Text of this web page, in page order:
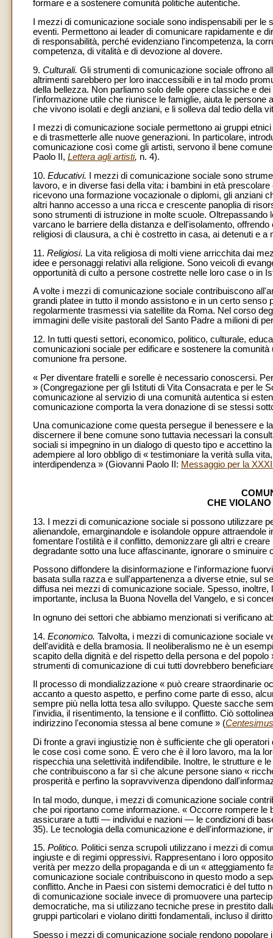
formare e a sostenere comunità politiche autentiche.
I mezzi di comunicazione sociale sono indispensabili per
eventi. Permettono ai leader di comunicare rapidamente e
di responsabilità, perché evidenziano l'incompetenza, la
competenza, di vitalità e di devozione al dovere.
9. Culturali. Gli strumenti di comunicazione sociale offrono
altrimenti sarebbero per loro inaccessibili e in tal modo
della bellezza. Non parliamo solo delle opere classiche e
l'informazione utile che riunisce le famiglie, aiuta le
che vivono isolati e degli anziani, e li solleva dal tedio della
I mezzi di comunicazione sociale permettono ai gruppi
e di trasmetterle alle nuove generazioni. In particolare,
comunicazione così come gli artisti, servono il bene
Paolo II, Lettera agli artisti, n. 4).
10. Educativi.
I mezzi di comunicazione sociale sono
lavoro, e in diverse fasi della vita: i bambini in età
ricevono una formazione vocazionale o diplomi, gli anziani
altri hanno accesso a una ricca e crescente panoplia di
sono strumenti di istruzione in molte scuole.
varcano le barriere della distanza e dell'isolamento,
religiosi di clausura, a chi è costretto in casa, ai detenuti e a
11. Religiosi. La vita religiosa di molti viene arricchita dai
idee e personaggi relativi alla religione. Sono veicoli di
opportunità di culto a persone costrette nelle loro case o in
A volte i mezzi di comunicazione sociale contribuiscono
grandi platee in tutto il mondo assistono e in un certo
regolarmente trasmessi via satellite da Roma. Nel corso
immagini delle visite pastorali del Santo Padre a milioni di
12. In tutti questi settori, economico, politico, culturale,
comunicazioni sociale per edificare e sostenere la
comunione fra persone.
« Per diventare fratelli e sorelle è necessario conoscersi.
» (Congregazione per gli Istituti di Vita Consacrata e per le
comunicazione al servizio di una comunità autentica si
comunicazione comporta la vera donazione di se stessi
Una comunicazione come questa persegue il benessere e
discernere il bene comune sono tuttavia necessari la
sociali si impegnino in un dialogo di questo tipo e accettino
adempiere al loro obbligo di « testimoniare la verità sulla
interdipendenza » (Giovanni Paolo II: Messaggio per la
CHE
13. I mezzi di comunicazione sociale si possono utilizzare
alienandole, emarginandole e isolandole oppure
fomentare l'ostilità e il conflitto, demonizzare gli altri e
degradante sotto una luce affascinante, ignorare o sminuire
Possono diffondere la disinformazione e l'informazione
basata sulla razza e sull'appartenenza a diverse etnie, sul
diffusa nei mezzi di comunicazione sociale. Spesso,
importante, inclusa la Buona Novella del Vangelo, e si
In ognuno dei settori che abbiamo menzionati si verificano
14. Economico. Talvolta, i mezzi di comunicazione sociale
dell'avidità e della bramosia. Il neoliberalismo ne è un
scapito della dignità e del rispetto della persona e del
strumenti di comunicazione di cui tutti dovrebbero
Il processo di mondializzazione « può creare straordinarie
accanto a questo aspetto, e perfino come parte di esso,
sempre più nella lotta tesa allo sviluppo. Queste sacche
l'invidia, il risentimento, la tensione e il conflitto. Ciò
indirizzino l'economia stessa al bene comune » (
Di fronte a gravi ingiustizie non è sufficiente che gli
le cose così come sono. È vero che è il loro lavoro, ma la
rispecchia una selettività indifendibile. Inoltre, le strutture e
che contribuiscono a far sì che alcune persone siano «
prosperità e perfino la sopravvivenza dipendono
In tal modo, dunque, i mezzi di comunicazione sociale
che poi riportano come informazione. « Occorre rompere le
assicurare a tutti — individui e nazioni — le condizioni di
35). Le tecnologia della comunicazione e dell'informazione,
15. Politico. Politici senza scrupoli utilizzano i mezzi di
ingiuste e di regimi oppressivi. Rappresentano i loro
verità per mezzo della propaganda e di un « atteggiamento
comunicazione sociale contribuiscono in questo modo a
conflitto. Anche in Paesi con sistemi democratici è del tutto
di comunicazione sociale invece di promuovere una
democratiche, ma si utilizzano tecniche prese in prestito
gruppi particolari e violano diritti fondamentali, incluso il
Spesso i mezzi di comunicazione sociale rendono